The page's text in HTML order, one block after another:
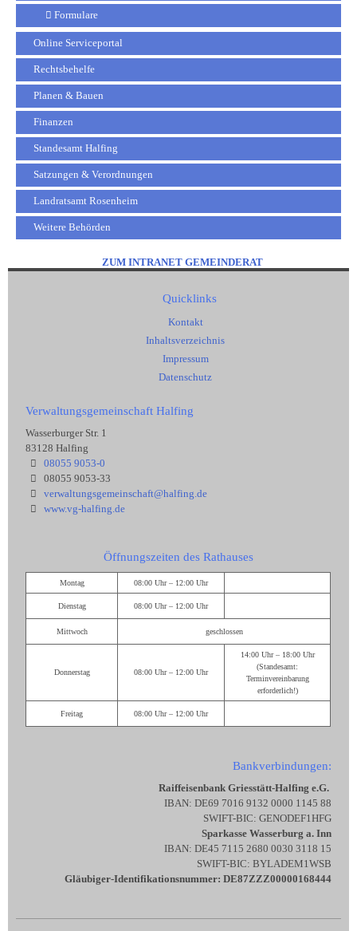
Formulare
Online Serviceportal
Rechtsbehelfe
Planen & Bauen
Finanzen
Standesamt Halfing
Satzungen & Verordnungen
Landratsamt Rosenheim
Weitere Behörden
ZUM INTRANET GEMEINDERAT
Quicklinks
Kontakt
Inhaltsverzeichnis
Impressum
Datenschutz
Verwaltungsgemeinschaft Halfing
Wasserburger Str. 1
83128 Halfing
08055 9053-0
08055 9053-33
verwaltungsgemeinschaft@halfing.de
www.vg-halfing.de
Öffnungszeiten des Rathauses
Montag 08:00 Uhr – 12:00 Uhr
Dienstag 08:00 Uhr – 12:00 Uhr
Mittwoch geschlossen
Donnerstag 08:00 Uhr – 12:00 Uhr
14:00 Uhr – 18:00 Uhr
(Standesamt:
Terminvereinbarung
erforderlich!)
Freitag 08:00 Uhr – 12:00 Uhr
Bankverbindungen:
Raiffeisenbank Griesstätt-Halfing e.G.
IBAN: DE69 7016 9132 0000 1145 88
SWIFT-BIC: GENODEF1HFG
Sparkasse Wasserburg a. Inn
IBAN: DE45 7115 2680 0030 3118 15
SWIFT-BIC: BYLADEM1WSB
Gläubiger-Identifikationsnummer: DE87ZZZ00000168444